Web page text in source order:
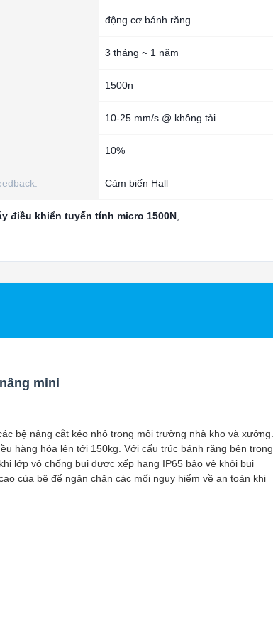
động cơ bánh răng
3 tháng ~ 1 năm
1500n
10-25 mm/s @ không tải
10%
Cảm biến Hall
điều khiển tuyến tính micro 1500N
mini
bệ nâng cắt kéo nhỏ trong môi trường nhà kho và xưởng.
hàng hóa lên tới 150kg. Với cấu trúc bánh răng bên trong
lớp vỏ chống bụi được xếp hạng IP65 bảo vệ khỏi bụi
của bệ để ngăn chặn các mối nguy hiểm về an toàn khi